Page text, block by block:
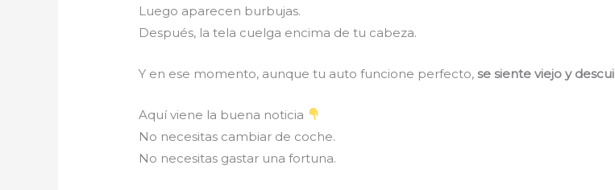
Luego aparecen burbujas.
Después, la tela cuelga encima de tu cabeza.
Y en ese momento, aunque tu auto funcione perfecto,se siente viejo y
Aquí viene la buena noticia
No necesitas cambiar de coche.
No necesitas gastar una fortuna.